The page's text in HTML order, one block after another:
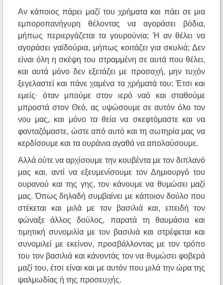
Αν κάποιος πάρει μαζί του χρήματα και πάει σε μια
εμποροπανήγυρη θέλοντας να αγοράσει βόδια,
μήπως περιεργάζεται τα γουρούνια; Ή αν θέλει να
αγοράσει γαϊδούρια, μήπως κοιτάζει για σκυλιά; Δεν
είναι όλη η σκέψη του στραμμένη σε αυτά που θέλει,
και αυτά μόνο δεν εξετάζει με προσοχή, μην τυχόν
ξεγελαστεί και πάνε χαμένα τα χρήματά του; Έτσι και
εμείς· όταν μπούμε στον ιερό ναό και σταθούμε
μπροστά στον Θεό, ας υψώσουμε σε αυτόν όλο τον
νου μας, και μόνο τα θεία να σκεφτόμαστε και να
φανταζόμαστε, ώστε από αυτό και τη σωτηρία μας να
κερδίσουμε και τα ουράνια αγαθά να απολαύσουμε.
Αλλά ούτε να αρχίσουμε την κουβέντα με τον διπλανό
μας και, αντί να εξευμενίσουμε τον Δημιουργό του
ουρανού και της γης, τον κάνουμε να θυμώσει μαζί
μας. Όπως δηλαδή συμβαίνει με κάποιον δούλο που
στέκεται και μιλά με τον βασιλιά και, επειδή τον
φώναξε άλλος δούλος, παρατά τη θαυμάσια και
τιμητική συνομιλία με τον βασιλιά και στρέφεται και
συνομιλεί με εκείνον, προσβάλλοντας με τον τρόπο
του τον βασιλιά και κάνοντάς τον να θυμώσει φοβερά
μαζί του, έτσι είναι και με αυτόν που μιλά την ώρα της
ψαλμωδίας ή της προσευχής.